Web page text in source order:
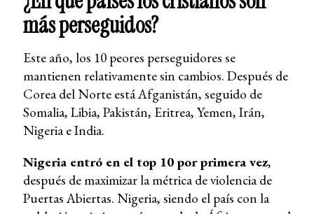
más perseguidos?
Este año, los 10 peores perseguidores se
mantienen relativamente sin cambios. Después de
Corea del Norte está Afganistán, seguido de
Somalia, Libia, Pakistán, Eritrea, Yemen, Irán,
Nigeria e India.
Nigeria entró en el top 10 por primera vez,
después de maximizar la métrica de violencia de
Puertas Abiertas. Nigeria, siendo el país con la